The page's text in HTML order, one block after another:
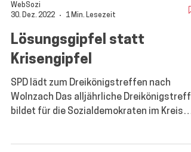
30. Dez. 2022
1 Min. Lesezeit
Lösungsgipfel statt
Krisengipfel
SPD lädt zum Dreikönigstreffen nach
Wolnzach Das alljährliche
Pfaffenhofen...